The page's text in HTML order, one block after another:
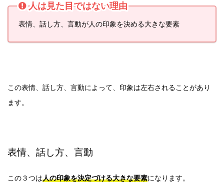
人は見た目ではない理由
表情、話し方、言動が人の印象を決める大きな要素
この表情、話し方、言動によって、印象は左右されることがあり
ます。
表情、話し方、言動
この３つは人の印象を決定づける大きな要素になります。